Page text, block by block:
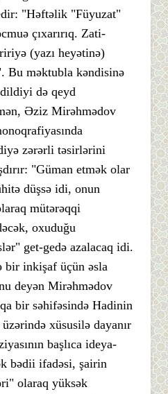
"Həftəlik "Füyuzat"
çıxarırıq. Zati-
(yazı heyətinə)
Bu məktubla kəndisinə
də qeyd
Əziz Mirəhmədov
zərərli təsirlərini
"Güman etmək olar
düşsə idi, onun
mütərəqqi
oxuduğu
get-gedə azalacaq idi.
bir inkişaf üçün əsla
deyən Mirəhmədov
bir səhifəsində Hadinin
xüsusilə dayanır
başlıca ideya-
bədii ifadəsi, şairin
olaraq yüksək